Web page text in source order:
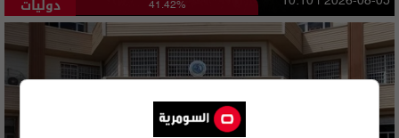
دوليات 41.42%